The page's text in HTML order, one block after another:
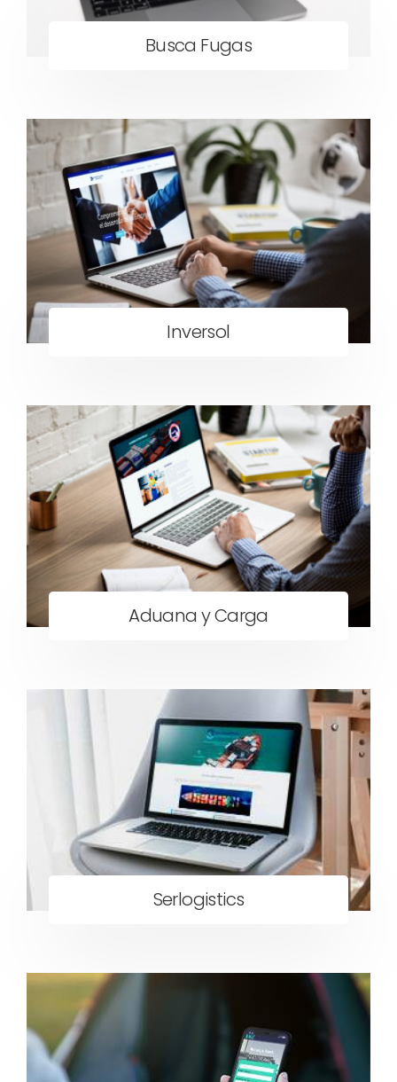
Busca Fugas
Inversol
Aduana y Carga
Serlogistics